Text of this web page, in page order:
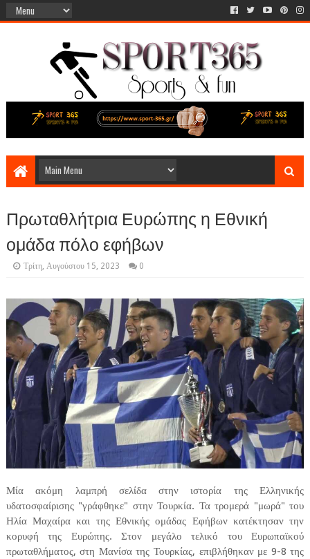
Πρωταθλήτρια Ευρώπης η Εθνική
ομάδα πόλο εφήβων
Τρίτη, Αυγούστου 15, 2023 0
Μία ακόμη λαμπρή σελίδα στην ιστορία της Ελληνικής
υδατοσφαίρισης "γράφθηκε" στην Τουρκία. Τα τρομερά "μωρά" του
Ηλία Μαχαίρα και της Εθνικής ομάδας Εφήβων κατέκτησαν την
κορυφή της Ευρώπης. Στον μεγάλο τελικό του Ευρωπαϊκού
πρωταθλήματος, στη Μανίσα της Τουρκίας, επιβλήθηκαν με 9-8 της